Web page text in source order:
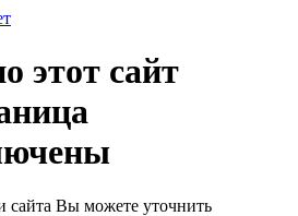
этот сайт
сайта Вы можете уточнить